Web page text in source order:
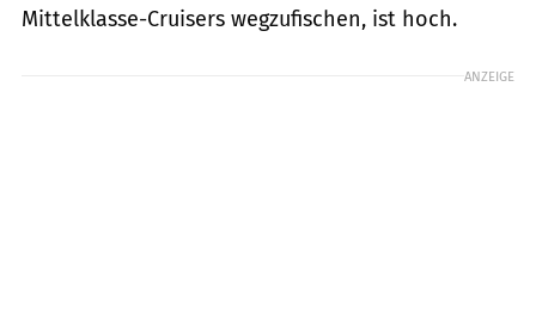
Mittelklasse-Cruisers wegzufischen, ist hoch.
ANZEIGE